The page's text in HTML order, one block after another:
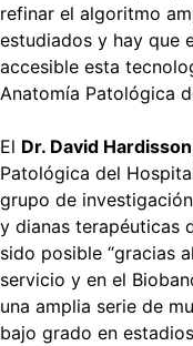
refinar el algoritmo
estudiados y hay que
accesible esta
Anatomía Patológica
El Dr. David Hardisson
Patológica del
grupo de
y dianas terapéuticas
sido posible “gracias
servicio y en el
una amplia serie de
bajo grado en